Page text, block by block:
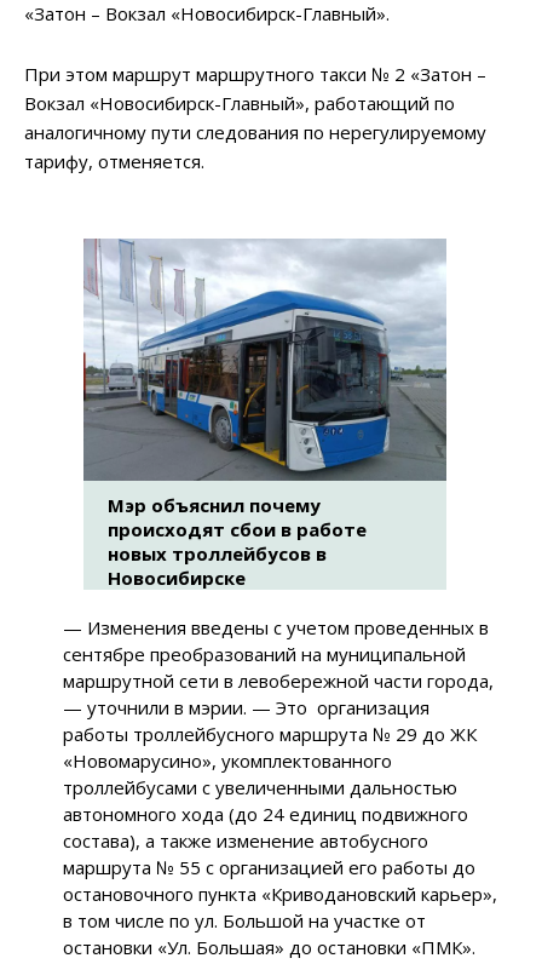
«Затон – Вокзал «Новосибирск-Главный».
При этом маршрут маршрутного такси № 2 «Затон –
Вокзал «Новосибирск-Главный», работающий по
аналогичному пути следования по нерегулируемому
тарифу, отменяется.
Мэр объяснил почему
происходят сбои в работе
новых троллейбусов в
Новосибирске
— Изменения введены с учетом проведенных в
сентябре преобразований на муниципальной
маршрутной сети в левобережной части города,
— уточнили в мэрии. — Это организация
работы троллейбусного маршрута № 29 до ЖК
«Новомарусино», укомплектованного
троллейбусами с увеличенными дальностью
автономного хода (до 24 единиц подвижного
состава), а также изменение автобусного
маршрута № 55 с организацией его работы до
остановочного пункта «Криводановский карьер»,
в том числе по ул. Большой на участке от
остановки «Ул. Большая» до остановки «ПМК».